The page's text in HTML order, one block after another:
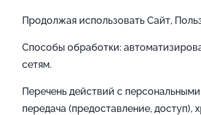
Продолжая использовать Сайт,
Способы обработки:
сетям.
Перечень действий с
передача (предоставление, доступ),